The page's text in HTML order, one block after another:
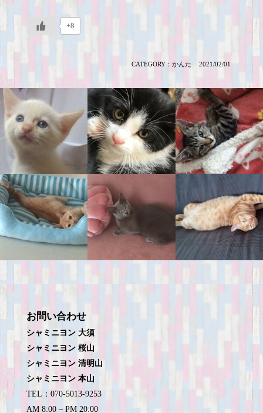
+8
CATEGORY：かんた 2021/02/01
お問い合わせ
シャミニヨン 大須
シャミニヨン 桜山
シャミニヨン 清明山
シャミニヨン 本山
TEL：070-5013-9253
AM 8:00 – PM 20:00